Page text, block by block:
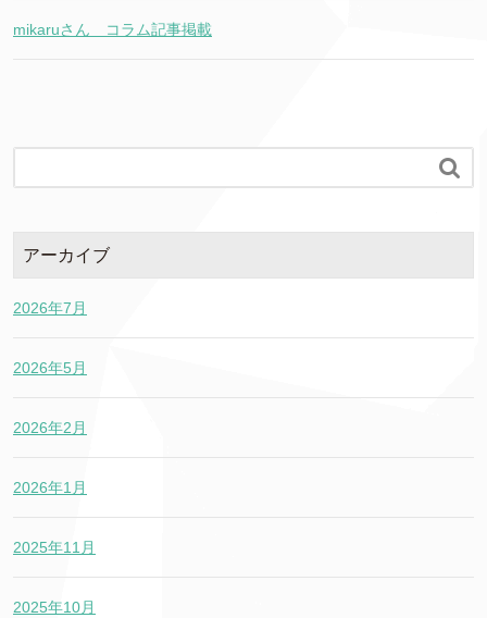
mikaruさん コラム記事掲載

アーカイブ
2026年7月
2026年5月
2026年2月
2026年1月
2025年11月
2025年10月